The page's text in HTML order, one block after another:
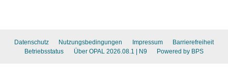
Datenschutz Nutzungsbedingungen Impressum
Barrierefreiheit
Betriebsstatus
Über OPAL 2026.08.1 | N9 Powered by BPS